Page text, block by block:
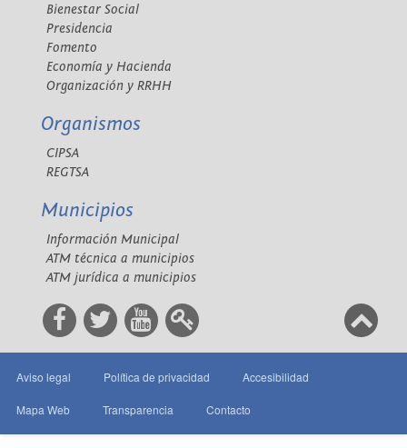
Bienestar Social
Presidencia
Fomento
Economía y Hacienda
Organización y RRHH
Organismos
CIPSA
REGTSA
Municipios
Información Municipal
ATM técnica a municipios
ATM jurídica a municipios
Aviso legal Política de privacidad Accesibilidad
Mapa Web Transparencia Contacto